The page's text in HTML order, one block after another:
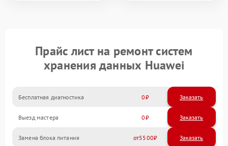
Прайс лист на ремонт систем
хранения данных Huawei
Бесплатная диагностика 0 Заказать
Выезд мастера 0 Заказать
Замена блока питания 5500